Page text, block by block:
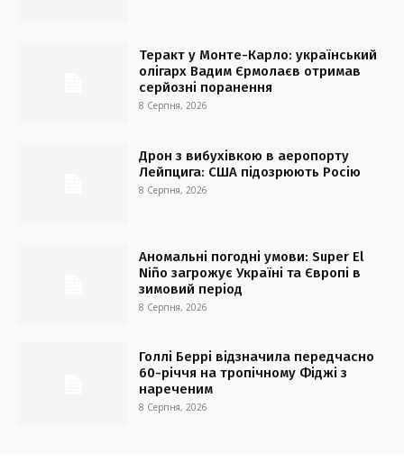
Теракт у Монте-Карло: український
олігарх Вадим Єрмолаєв отримав
серйозні поранення
8 Серпня, 2026
Дрон з вибухівкою в аеропорту
Лейпцига: США підозрюють Росію
8 Серпня, 2026
Аномальні погодні умови: Super El
Niño загрожує Україні та Європі в
зимовий період
8 Серпня, 2026
Голлі Беррі відзначила передчасно
60-річчя на тропічному Фіджі з
нареченим
8 Серпня, 2026